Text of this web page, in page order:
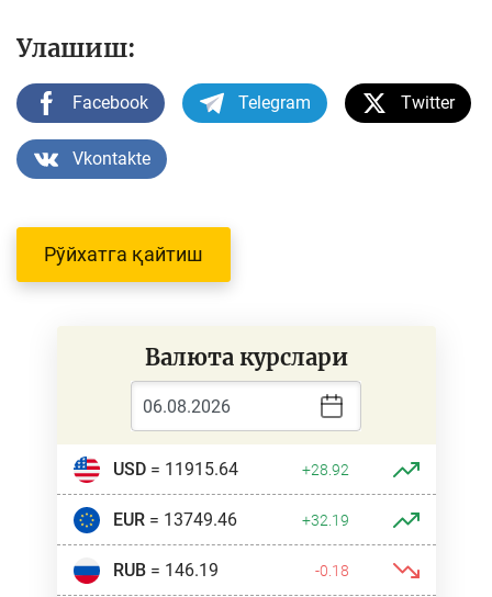
Улашиш:
Facebook Telegram Twitter
Vkontakte
Рўйхатга қайтиш
Валюта курслари
USD= 11915.64 +28.92
EUR= 13749.46 +32.19
RUB= 146.19 -0.18